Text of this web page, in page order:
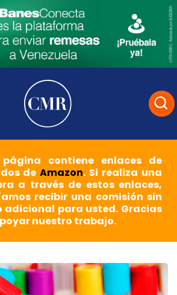
página contiene enlaces de
deAmazon. Si realiza una
a través de estos enlaces,
recibir una comisión sin
adicional para usted. Gracias
nuestro trabajo.